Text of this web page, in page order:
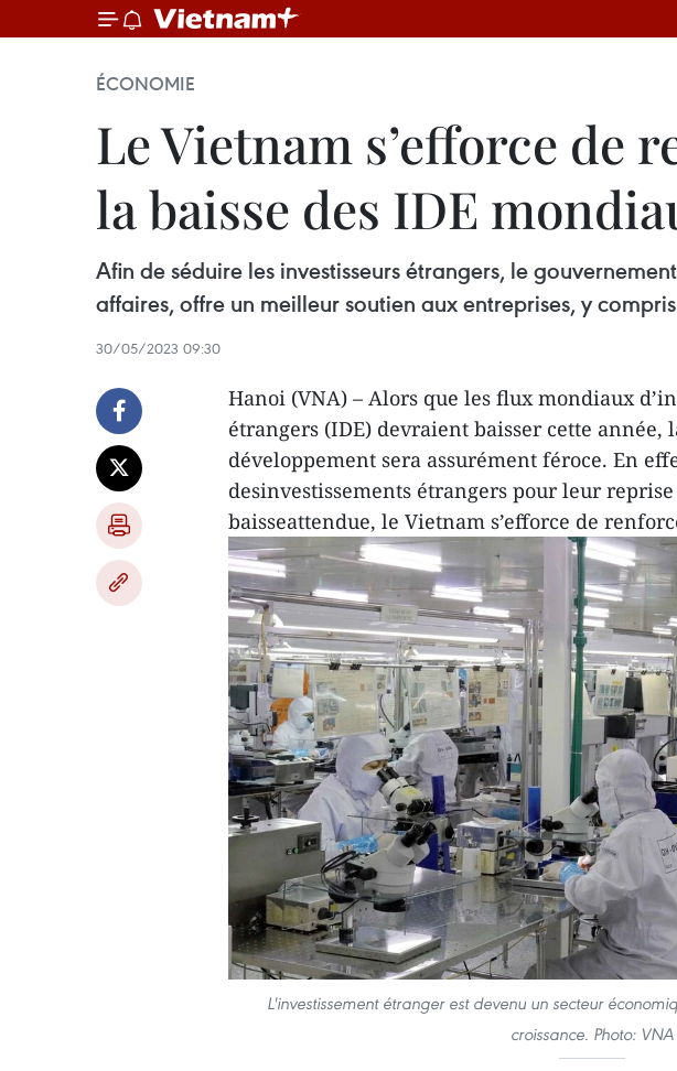
ÉCONOMIE
Le Vietnam s’efforce de
la baisse des IDE
Afin de séduire les investisseurs étrangers, le
affaires, offre un meilleur soutien aux entreprises, y
30/05/2023 09:30
Hanoi (VNA) – Alors que les flux mondiaux
étrangers (IDE) devraient baisser cette année,
développement sera assurément féroce. En
desinvestissements étrangers pour leur reprise
baisseattendue, le Vietnam s’efforce de
L'investissement étranger est devenu un secteur
croissance. Photo: VNA